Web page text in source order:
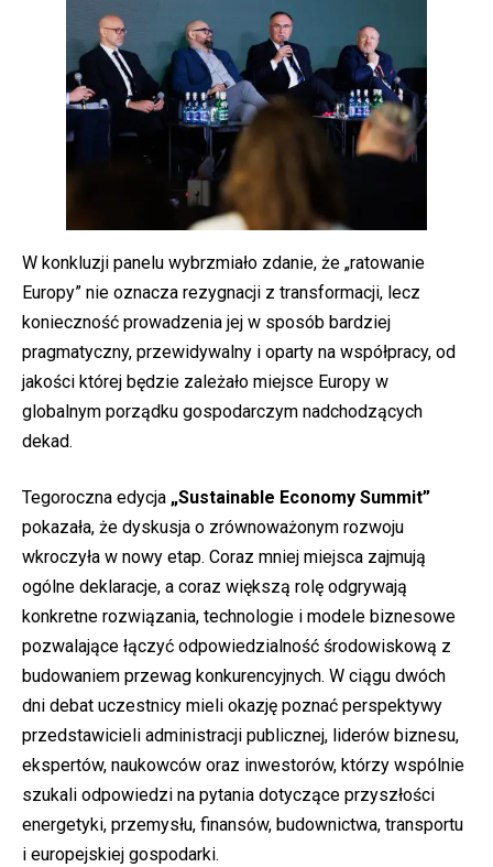
W konkluzji panelu wybrzmiało zdanie, że „ratowanie
Europy” nie oznacza rezygnacji z transformacji, lecz
konieczność prowadzenia jej w sposób bardziej
pragmatyczny, przewidywalny i oparty na współpracy, od
jakości której będzie zależało miejsce Europy w
globalnym porządku gospodarczym nadchodzących
dekad.
Tegoroczna edycja „Sustainable Economy Summit”
pokazała, że dyskusja o zrównoważonym rozwoju
wkroczyła w nowy etap. Coraz mniej miejsca zajmują
ogólne deklaracje, a coraz większą rolę odgrywają
konkretne rozwiązania, technologie i modele biznesowe
pozwalające łączyć odpowiedzialność środowiskową z
budowaniem przewag konkurencyjnych. W ciągu dwóch
dni debat uczestnicy mieli okazję poznać perspektywy
przedstawicieli administracji publicznej, liderów biznesu,
ekspertów, naukowców oraz inwestorów, którzy wspólnie
szukali odpowiedzi na pytania dotyczące przyszłości
energetyki, przemysłu, finansów, budownictwa, transportu
i europejskiej gospodarki.